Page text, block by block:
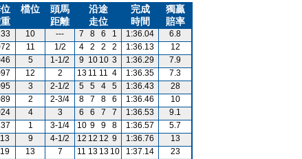
檔位
頭馬
距離
沿途
走位
完成
時間
獨贏
賠率
10 --- 7 8 6 1 1:36.04
6.8
11 1/2 4 2 2 2 1:36.13
12
5 1-1/2 9 10 10 3 1:36.29
7.9
12 2 13 11 11 4 1:36.35
7.3
3 2-1/2 5 5 4 5 1:36.43
28
2 2-3/4 8 7 8 6 1:36.46
10
4 3 6 6 7 7 1:36.53
9.1
1 3-1/4 10 9 9 8 1:36.57
5.7
9 4-1/2 12 12 12 9 1:36.76
13
13 7 11 13 13 10 1:37.14
23